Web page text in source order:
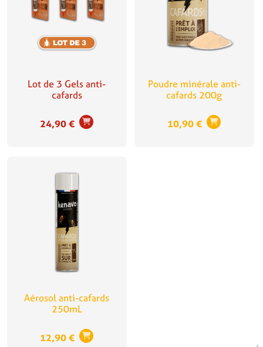
Lot de 3 Gels anti-
cafards
24,90€
Poudre minérale anti-
cafards 200g
10,90€
Aérosol anti-cafards
250mL
12,90€